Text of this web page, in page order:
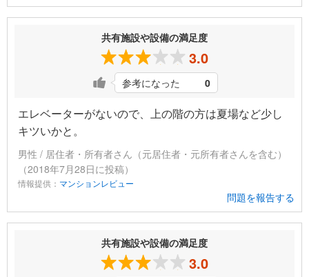
共有施設や設備の満足度
3.0
参考になった 0
エレベーターがないので、上の階の方は夏場など少し
キツいかと。
男性 / 居住者・所有者さん（元居住者・元所有者さんを含む）
（2018年7月28日に投稿）
情報提供： マンションレビュー
問題を報告する
共有施設や設備の満足度
3.0